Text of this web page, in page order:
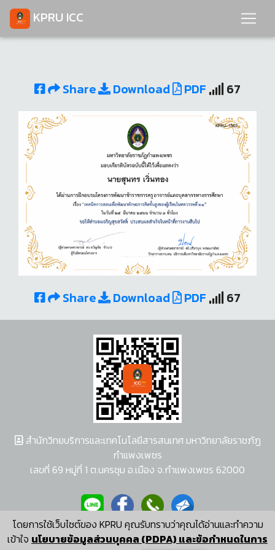
KPRU ICC
Share Download PDF 67
Share Download PDF 67
โดยการใช้เว็บไซต์ของ KPRU คุณรับทราบว่าคุณได้อ่านและทำความ
เข้าใจ นโยบายข้อมูลส่วนบุคคล (PDPA) และข้อกำหนดในการ
สำนักวิทยบริการและเทคโนโลยีสารสนเทศ มหาวิทยาลัยราชภัฏ
กำแพงเพชร
เลขที่ 69 หมู่ที่ 1 ต.นครชุม อ.เมือง จ.กำแพงเพชร 62000
ผู้พัฒนาระบบ อนุชา พวงผกา